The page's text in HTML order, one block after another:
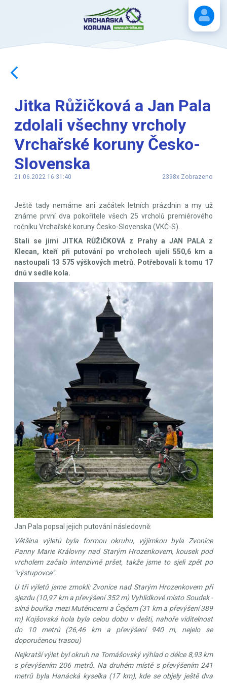
Jitka Růžičková a Jan Pala
zdolali všechny vrcholy
Vrchařské koruny Česko-
Slovenska
21.06.2022 16:31:40 2398x Zobrazeno
Ještě tady nemáme ani začátek letních prázdnin a my už
známe první dva pokořitele všech 25 vrcholů premiérového
ročníku Vrchařské koruny Česko-Slovenska (VKČ-S).
Stali se jimi JITKA RŮŽIČKOVÁ z Prahy a JAN PALA z
Klecan, kteří při putování po vrcholech ujeli 550,6 km a
nastoupali 13 575 výškových metrů. Potřebovali k tomu 17
dnů v sedle kola.
Jan Pala popsal jejich putování následovně:
Většina výletů byla formou okruhu, výjimkou byla Zvonice
Panny Marie Královny nad Starým Hrozenkovem, kousek pod
vrcholem začalo intenzivně pršet, takže jsme to sjeli zpět po
"výstupovce".
U tři výletů jsme zmokli: Zvonice nad Starým Hrozenkovem při
sjezdu (10,97 km a převýšení 352 m) Vyhlídkové místo Soudek -
silná bouřka mezi Mutěnicemi a Čejčem (31 km a převýšení 389
m) Kojšovská hola byla celou dobu v dešti, nahoře viditelnost
do 10 metrů (26,46 km a převýšení 940 m, nejelo se
doporučenou trasou)
Nejkratší výlet byl okruh na Tomášovský výhlad o délce 8,93 km
s převýšením 206 metrů. Na druhém místě s převýšením 241
metrů byla Hanácká kyselka (17 km), kde se objely ještě dva